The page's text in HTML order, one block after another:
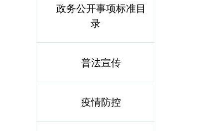
政务公开事项标准目
录
普法宣传
疫情防控